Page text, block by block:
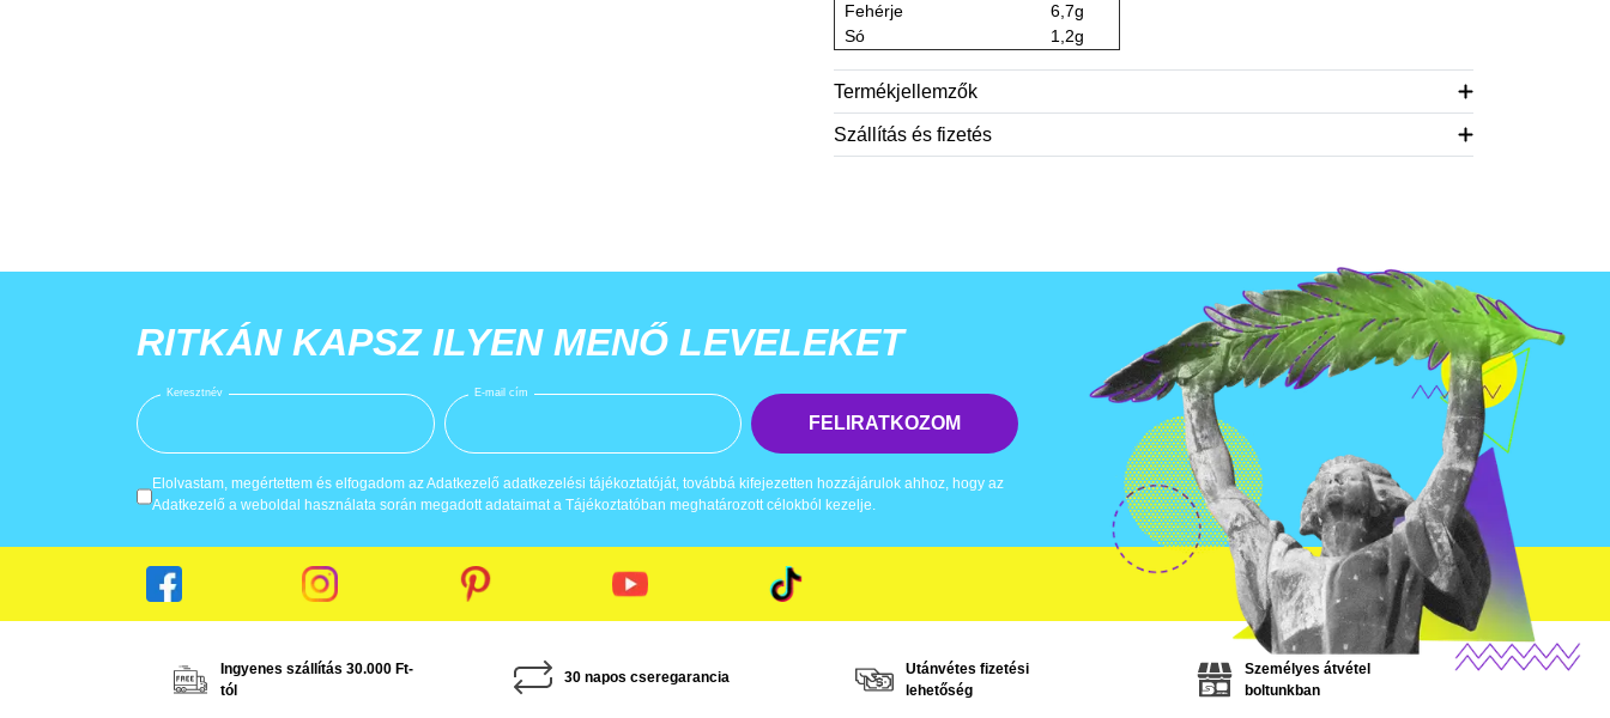
Fehérje
6,7g
Só
1,2g
Termékjellemzők
Szállítás és fizetés
RITKÁN KAPSZ ILYEN MENŐ LEVELEKET
Keresztnév E-mail cím
FELIRATKOZOM
Elolvastam, megértettem és elfogadom az Adatkezelő adatkezelési tájékoztatóját, továbbá kifejezetten hozzájárulok ahhoz, hogy az
Adatkezelő a weboldal használata során megadott adataimat a Tájékoztatóban meghatározott célokból kezelje.
Ingyenes szállítás 30.000 Ft-
tól
30 napos cseregarancia
Utánvétes fizetési
lehetőség
Személyes átvétel
boltunkban